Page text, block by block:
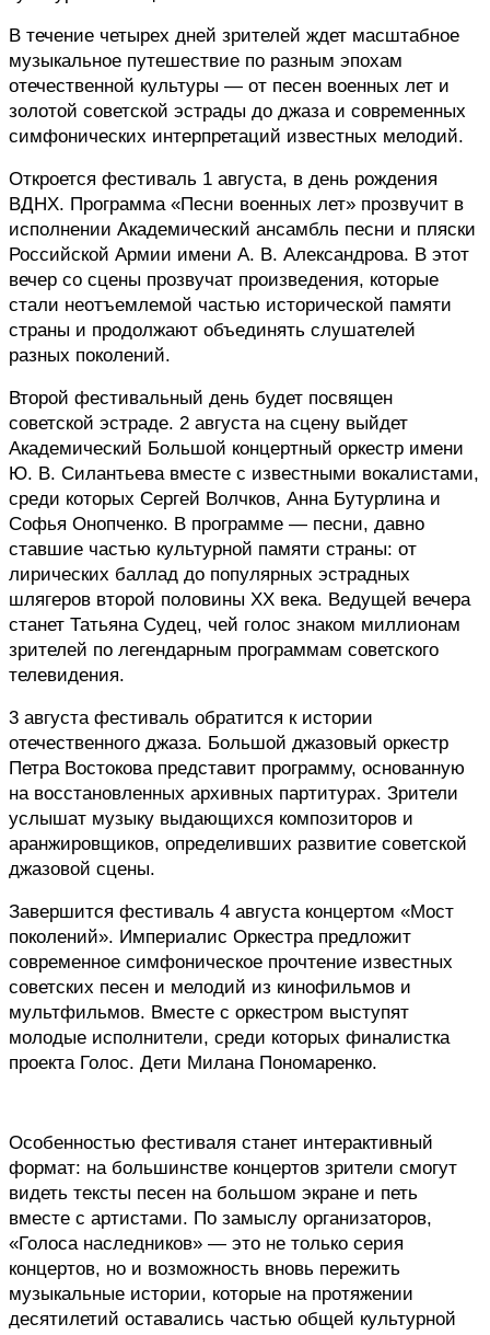
В течение четырех дней зрителей ждет масштабное
музыкальное путешествие по разным эпохам
отечественной культуры — от песен военных лет и
золотой советской эстрады до джаза и современных
симфонических интерпретаций известных мелодий.
Откроется фестиваль 1 августа, в день рождения
ВДНХ. Программа «Песни военных лет» прозвучит в
исполнении Академический ансамбль песни и пляски
Российской Армии имени А. В. Александрова. В этот
вечер со сцены прозвучат произведения, которые
стали неотъемлемой частью исторической памяти
страны и продолжают объединять слушателей
разных поколений.
Второй фестивальный день будет посвящен
советской эстраде. 2 августа на сцену выйдет
Академический Большой концертный оркестр имени
Ю. В. Силантьева вместе с известными вокалистами,
среди которых Сергей Волчков, Анна Бутурлина и
Софья Онопченко. В программе — песни, давно
ставшие частью культурной памяти страны: от
лирических баллад до популярных эстрадных
шлягеров второй половины XX века. Ведущей вечера
станет Татьяна Судец, чей голос знаком миллионам
зрителей по легендарным программам советского
телевидения.
3 августа фестиваль обратится к истории
отечественного джаза. Большой джазовый оркестр
Петра Востокова представит программу, основанную
на восстановленных архивных партитурах. Зрители
услышат музыку выдающихся композиторов и
аранжировщиков, определивших развитие советской
джазовой сцены.
Завершится фестиваль 4 августа концертом «Мост
поколений». Империалис Оркестра предложит
современное симфоническое прочтение известных
советских песен и мелодий из кинофильмов и
мультфильмов. Вместе с оркестром выступят
молодые исполнители, среди которых финалистка
проекта Голос. Дети Милана Пономаренко.
Особенностью фестиваля станет интерактивный
формат: на большинстве концертов зрители смогут
видеть тексты песен на большом экране и петь
вместе с артистами. По замыслу организаторов,
«Голоса наследников» — это не только серия
концертов, но и возможность вновь пережить
музыкальные истории, которые на протяжении
десятилетий оставались частью общей культурной